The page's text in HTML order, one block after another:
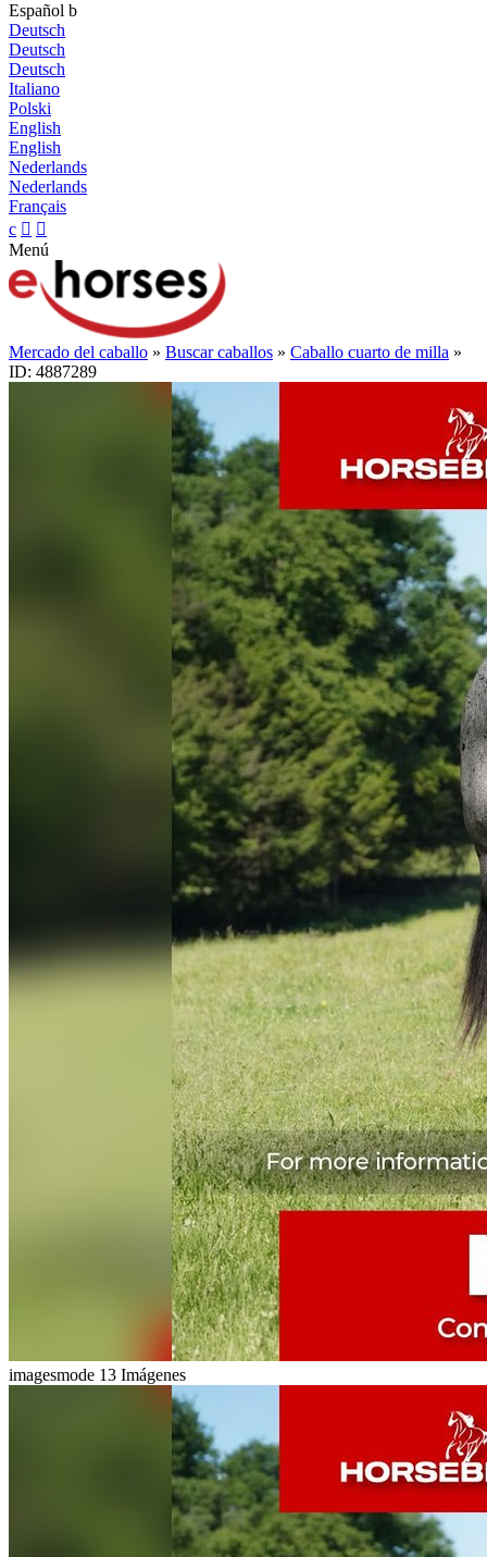
Español b
Deutsch
Deutsch
Deutsch
Italiano
Polski
English
English
Nederlands
Nederlands
Français
c  
Menú
Mercado del caballo » Buscar caballos » Caballo cuarto de milla »
ID: 4887289
imagesmode 13 Imágenes